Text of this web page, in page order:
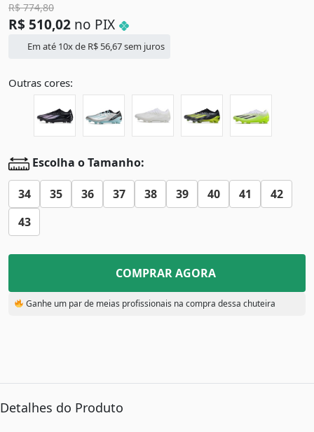
R$774,80
R$ 510,02 no PIX
Em até 10x de R$ 56,67sem juros
Outras cores:
Escolha o Tamanho:
34 35 36 37 38 39 40 41
42
43
COMPRAR AGORA
Ganhe um par de meias profissionais na compra dessa chuteira
Detalhes do Produto